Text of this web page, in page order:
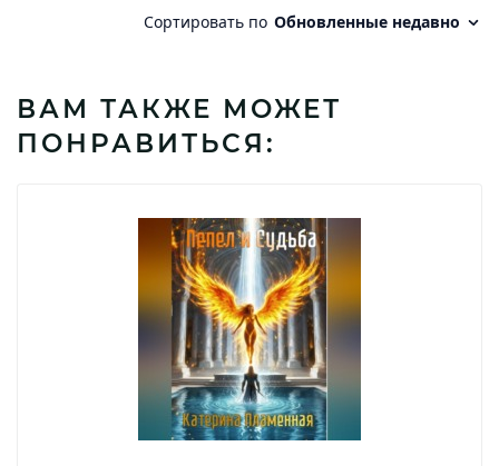
ВАМ ТАКЖЕ МОЖЕТ
ПОНРАВИТЬСЯ: